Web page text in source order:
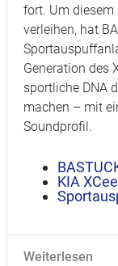
fort. Um diesem
verleihen, hat
Generation des
sportliche DNA
machen – mit
Soundprofil.
KIA
Weiterlesen